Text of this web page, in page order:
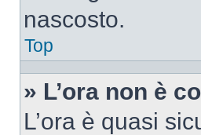
nascosto.
Top
» L’ora non è
L’ora è quasi